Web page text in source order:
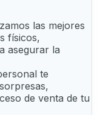
las mejores
físicos,
asegurar la
te
de venta de tu